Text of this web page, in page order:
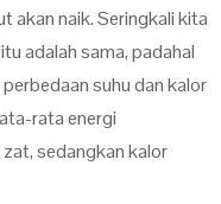
akan naik. Seringkali kita
adalah sama, padahal
suhu dan kalor
rata energi
sedangkan kalor